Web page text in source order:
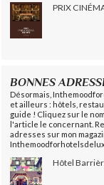
PRIX
BONNES
Désormais,
et ailleurs : hôtels,
guide ! Cliquez sur le
l'article le concernant.
adresses sur mon
Hôtel